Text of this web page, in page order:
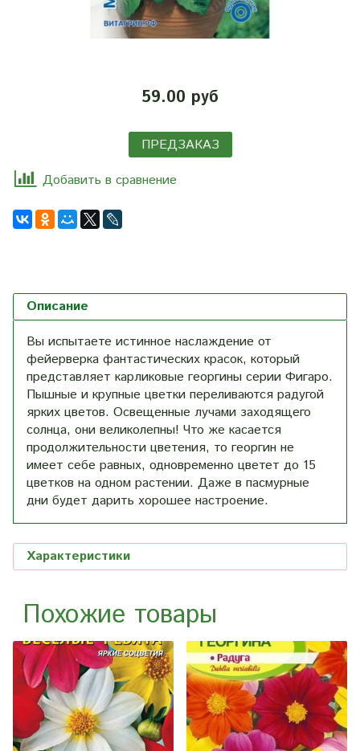
59.00 руб
ПРЕДЗАКАЗ
Добавить в сравнение
Описание
Вы испытаете истинное наслаждение от
фейерверка фантастических красок, который
представляет карликовые георгины серии Фигаро.
Пышные и крупные цветки переливаются радугой
ярких цветов. Освещенные лучами заходящего
солнца, они великолепны! Что же касается
продолжительности цветения, то георгин не
имеет себе равных, одновременно цветет до 15
цветков на одном растении. Даже в пасмурные
дни будет дарить хорошее настроение.
Характеристики
Похожие товары